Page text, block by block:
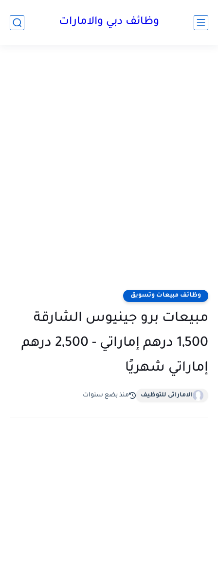
وظائف دبي والامارات
وظائف مبيعات وتسويق
مبيعات برو جينيوس الشارقة
1,500 درهم إماراتي - 2,500 درهم
إماراتي شهريًا
الاماراتى للتوظيف منذ بضع سنوات